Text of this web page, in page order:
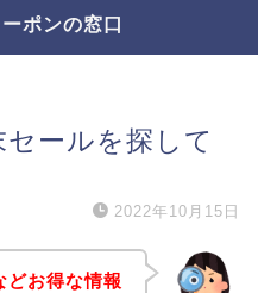
ポンの窓口
ールを探して
2022年10月15日
どお得な情報